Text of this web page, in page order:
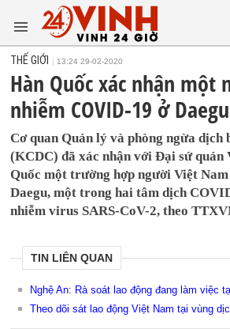
THẾ GIỚI 13:24 29-02-2020
Hàn Quốc xác nhận một
nhiễm COVID-19 ở Daegu
Cơ quan Quản lý và phòng ngừa dịch
(KCDC) đã xác nhận với Đại sứ quán
Quốc một trường hợp người Việt
Daegu, một trong hai tâm dịch
nhiễm virus SARS-CoV-2, theo
TIN LIÊN QUAN
Nghệ An: Rà soát lao động đang làm việc
Theo dõi sát lao động Việt Nam tại vùng